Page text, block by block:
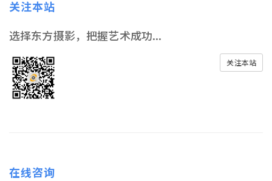
关注本站
选择东方摄影，把握艺术成功...
关注本站
在线咨询